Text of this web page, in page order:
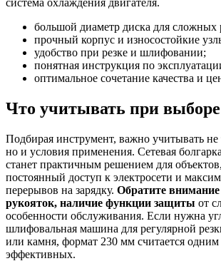
большой диаметр диска для сложных
прочный корпус и износостойкие
удобство при резке и шлифовании;
понятная инструкция по
оптимальное сочетание качества и
Что учитывать при выборе
Подбирая инструмент, важно учитывать не
но и условия применения. Сетевая
станет практичным решением для
постоянный доступ к электросети и
перерывов на зарядку. Обратите внимание
рукояток, наличие функции защиты от
особенности обслуживания. Если нужна
шлифовальная машина для регулярной
или камня, формат 230 мм считается
эффективных.